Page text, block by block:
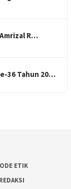
R…
36 Tahun 20…
ETIK
REDAKSI